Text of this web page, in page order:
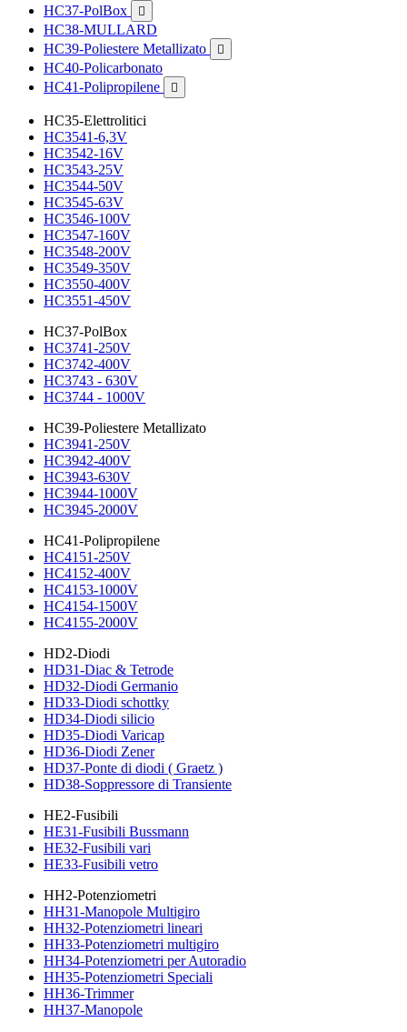
HC37-PolBox

HC38-MULLARD
HC39-Poliestere Metallizato

HC40-Policarbonato
HC41-Polipropilene

HC35-Elettrolitici
HC3541-6,3V
HC3542-16V
HC3543-25V
HC3544-50V
HC3545-63V
HC3546-100V
HC3547-160V
HC3548-200V
HC3549-350V
HC3550-400V
HC3551-450V
HC37-PolBox
HC3741-250V
HC3742-400V
HC3743 - 630V
HC3744 - 1000V
HC39-Poliestere Metallizato
HC3941-250V
HC3942-400V
HC3943-630V
HC3944-1000V
HC3945-2000V
HC41-Polipropilene
HC4151-250V
HC4152-400V
HC4153-1000V
HC4154-1500V
HC4155-2000V
HD2-Diodi
HD31-Diac & Tetrode
HD32-Diodi Germanio
HD33-Diodi schottky
HD34-Diodi silicio
HD35-Diodi Varicap
HD36-Diodi Zener
HD37-Ponte di diodi ( Graetz )
HD38-Soppressore di Transiente
HE2-Fusibili
HE31-Fusibili Bussmann
HE32-Fusibili vari
HE33-Fusibili vetro
HH2-Potenziometri
HH31-Manopole Multigiro
HH32-Potenziometri lineari
HH33-Potenziometri multigiro
HH34-Potenziometri per Autoradio
HH35-Potenziometri Speciali
HH36-Trimmer
HH37-Manopole